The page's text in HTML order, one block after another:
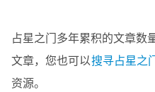
占星之门多年累积的文章数
文章，您也可以搜寻占星之
资源。